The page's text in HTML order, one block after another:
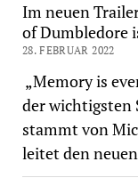
Im neuen
of Dumbledore
28. FEBRUAR 2022
„Memory is
der wichtigsten
stammt von
leitet den